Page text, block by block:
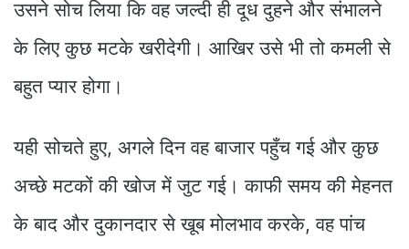
उसने सोच लिया कि वह जल्दी ही दूध दुहने और संभालने
के लिए कुछ मटके खरीदेगी। आखिर उसे भी तो कमली से
बहुत प्यार होगा।
यही सोचते हुए, अगले दिन वह बाजार पहुँच गई और कुछ
अच्छे मटकों की खोज में जुट गई। काफी समय की मेहनत
के बाद और दुकानदार से खूब मोलभाव करके, वह पांच